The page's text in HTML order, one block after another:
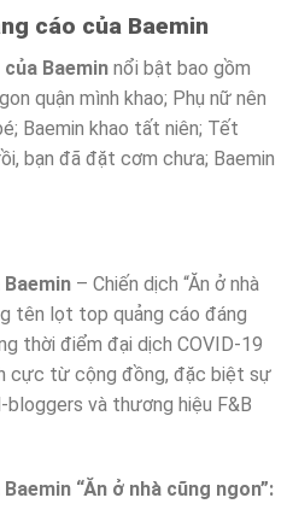
cáo của Baemin
Baemin nổi bật bao gồm
quận mình khao; Phụ nữ nên
Baemin khao tất niên; Tết
bạn đã đặt cơm chưa; Baemin
– Chiến dịch “Ăn ở nhà
tên lọt top quảng cáo đáng
thời điểm đại dịch COVID-19
cực từ cộng đồng, đặc biệt sự
và thương hiệu F&B
“Ăn ở nhà cũng ngon”: